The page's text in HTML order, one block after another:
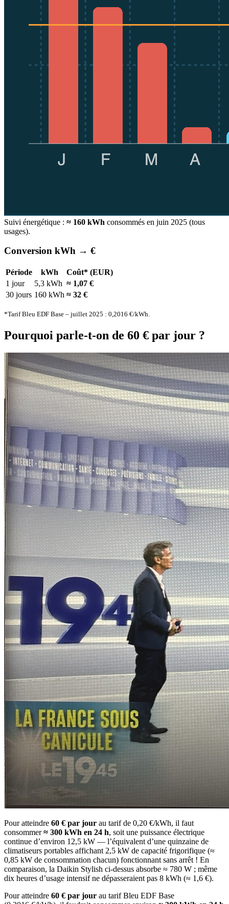
Suivi énergétique : ≈ 160 kWh consommés en juin 2025 (tous
usages).
Conversion kWh → €
Période kWh
Coût* (EUR)
1 jour
5,3 kWh ≈ 1,07 €
30 jours 160 kWh ≈ 32 €
*Tarif Bleu EDF Base – juillet 2025 : 0,2016 €/kWh.
Pourquoi parle-t-on de 60 € par jour ?
Pour atteindre 60 € par jour au tarif de 0,20 €/kWh, il faut
consommer≈ 300 kWh en 24 h, soit une puissance électrique
continue d’environ 12,5 kW — l’équivalent d’une quinzaine de
climatiseurs portables affichant 2,5 kW de capacité frigorifique (≈
0,85 kW de consommation chacun) fonctionnant sans arrêt ! En
comparaison, la Daikin Stylish ci-dessus absorbe ≈ 780 W ; même
dix heures d’usage intensif ne dépasseraient pas 8 kWh (≈ 1,6 €).
Pour atteindre 60 € par jour au tarif Bleu EDF Base